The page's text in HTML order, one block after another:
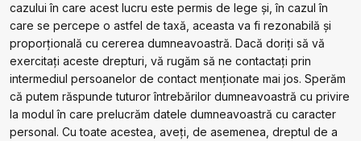
cazului în care acest lucru este permis de lege și, în cazul în
care se percepe o astfel de taxă, aceasta va fi rezonabilă și
proporțională cu cererea dumneavoastră. Dacă doriți să vă
exercitați aceste drepturi, vă rugăm să ne contactați prin
intermediul persoanelor de contact menționate mai jos. Sperăm
că putem răspunde tuturor întrebărilor dumneavoastră cu privire
la modul în care prelucrăm datele dumneavoastră cu caracter
personal. Cu toate acestea, aveți, de asemenea, dreptul de a